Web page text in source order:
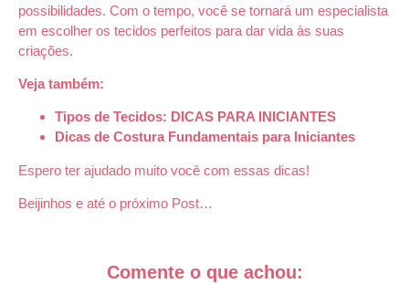
possibilidades. Com o tempo, você se tornará um especialista
em escolher os tecidos perfeitos para dar vida às suas
criações.
Veja também:
Tipos de Tecidos: DICAS PARA INICIANTES
Dicas de Costura Fundamentais para Iniciantes
Espero ter ajudado muito você com essas dicas!
Beijinhos e até o próximo Post…
Comente o que achou: